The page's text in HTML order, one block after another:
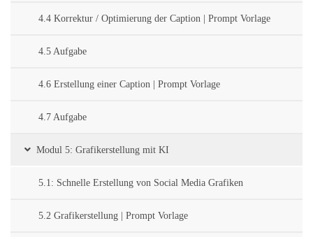
4.4 Korrektur / Optimierung der Caption | Prompt Vorlage
4.5 Aufgabe
4.6 Erstellung einer Caption | Prompt Vorlage
4.7 Aufgabe
Modul 5: Grafikerstellung mit KI
5.1: Schnelle Erstellung von Social Media Grafiken
5.2 Grafikerstellung | Prompt Vorlage